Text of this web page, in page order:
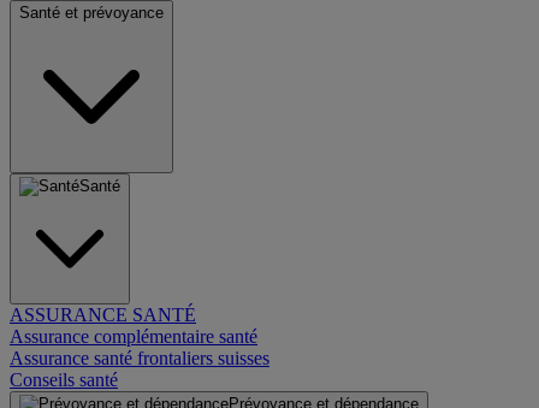
Santé et prévoyance
Santé
ASSURANCE SANTÉ
Assurance complémentaire santé
Assurance santé frontaliers suisses
Conseils santé
Prévoyance et dépendance